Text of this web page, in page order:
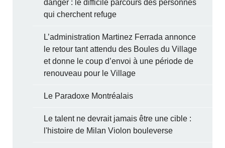
danger : le difficile parcours des personnes
qui cherchent refuge
L’administration Martinez Ferrada annonce
le retour tant attendu des Boules du Village
et donne le coup d’envoi à une période de
renouveau pour le Village
Le Paradoxe Montréalais
Le talent ne devrait jamais être une cible :
l'histoire de Milan Violon bouleverse